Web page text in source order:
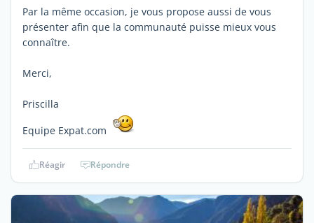
Par la même occasion, je vous propose aussi de vous
présenter afin que la communauté puisse mieux vous
connaître.
Merci,
Priscilla
Equipe Expat.com
Réagir Répondre